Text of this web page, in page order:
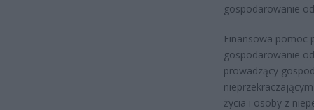
gospodarowanie
Finansowa pomoc
gospodarowanie
prowadzący
życia i osoby z